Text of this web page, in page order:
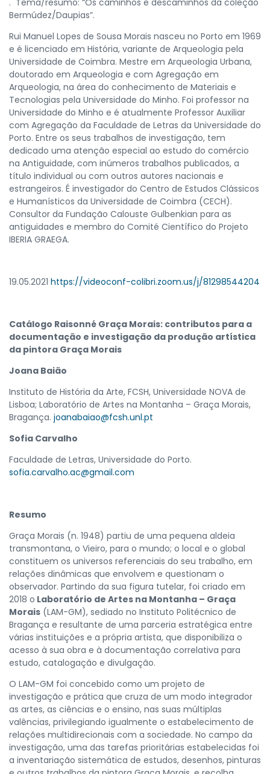
Bermúdez/Daupias”.
Rui Manuel Lopes de Sousa Morais nasceu no Porto em 1969
e é licenciado em História, variante de Arqueologia pela
Universidade de Coimbra. Mestre em Arqueologia Urbana,
doutorado em Arqueologia e com Agregação em
Arqueologia, na área do conhecimento de Materiais e
Tecnologias pela Universidade do Minho. Foi professor na
Universidade do Minho e é atualmente Professor Auxiliar
com Agregação da Faculdade de Letras da Universidade do
Porto. Entre os seus trabalhos de investigação, tem
dedicado uma atenção especial ao estudo do comércio
na Antiguidade, com inúmeros trabalhos publicados, a
título individual ou com outros autores nacionais e
estrangeiros. É investigador do Centro de Estudos Clássicos
e Humanísticos da Universidade de Coimbra (CECH).
Consultor da Fundação Calouste Gulbenkian para as
antiguidades e membro do Comité Científico do Projeto
IBERIA GRAEGA.
19.05.2021 https://videoconf-colibri.zoom.us/j/81298544204
Catálogo Raisonné Graça Morais: contributos para a
documentação e investigação da produção artística
da pintora Graça Morais
Joana Baião
Instituto de História da Arte, FCSH, Universidade NOVA de
Lisboa; Laboratório de Artes na Montanha – Graça Morais,
Bragança. joanabaiao@fcsh.unl.pt
Sofia Carvalho
Faculdade de Letras, Universidade do Porto.
sofia.carvalho.ac@gmail.com
Resumo
Graça Morais (n. 1948) partiu de uma pequena aldeia
transmontana, o Vieiro, para o mundo; o local e o global
constituem os universos referenciais do seu trabalho, em
relações dinâmicas que envolvem e questionam o
observador. Partindo da sua figura tutelar, foi criado em
2018 o Laboratório de Artes na Montanha – Graça
Morais (LAM-GM), sediado no Instituto Politécnico de
Bragança e resultante de uma parceria estratégica entre
várias instituições e a própria artista, que disponibiliza o
acesso à sua obra e à documentação correlativa para
estudo, catalogação e divulgação.
O LAM-GM foi concebido como um projeto de
investigação e prática que cruza de um modo integrador
as artes, as ciências e o ensino, nas suas múltiplas
valências, privilegiando igualmente o estabelecimento de
relações multidirecionais com a sociedade. No campo da
investigação, uma das tarefas prioritárias estabelecidas foi
a inventariação sistemática de estudos, desenhos, pinturas